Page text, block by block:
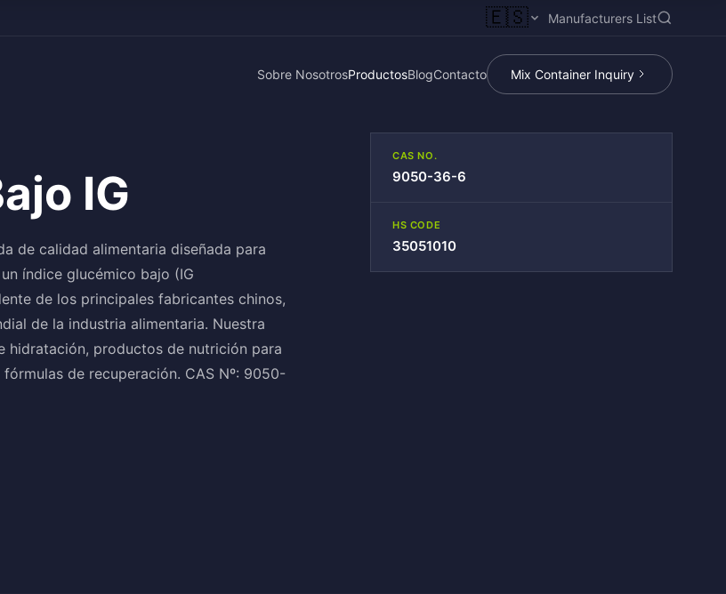
🇪🇸 Manufacturers List
Sobre NosotrosProductosBlogContacto Mix Container Inquiry
IG
de calidad alimentaria diseñada para
índice glucémico bajo (IG
de los principales fabricantes chinos,
de la industria alimentaria. Nuestra
hidratación, productos de nutrición para
de recuperación. CAS Nº: 9050-
CAS NO.
9050-36-6
HS CODE
35051010